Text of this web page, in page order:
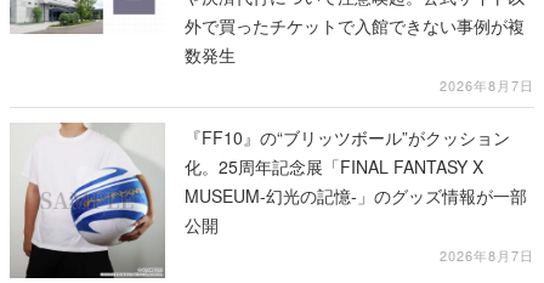
外で買ったチケットで入館できない事例が複
数発生
2026年8月7日
『FF10』の“ブリッツボール”がクッション
化。25周年記念展「FINAL FANTASY X
MUSEUM-幻光の記憶-」のグッズ情報が一部
公開
2026年8月7日